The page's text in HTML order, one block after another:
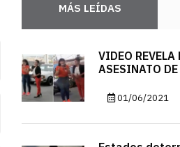
MÁS LEÍDAS
VIDEO REVELA
ASESINATO
01/06/2021